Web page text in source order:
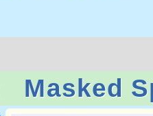
Masked